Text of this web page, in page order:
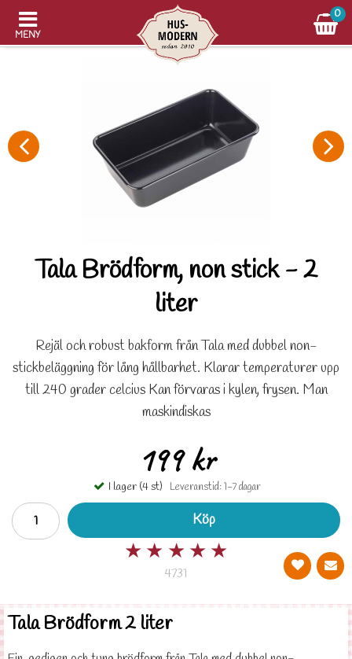
MENY
0
Tala Brödform, non stick - 2
liter
Rejäl och robust bakform från Tala med dubbel non-
stickbeläggning för lång hållbarhet. Klarar temperaturer upp
till 240 grader celcius Kan förvaras i kylen, frysen. Man
maskindiskas
199 kr
I lager (4 st) Leveranstid: 1-7 dagar
Köp
★ ★ ★ ★ ★
4731
Tala Brödform 2 liter